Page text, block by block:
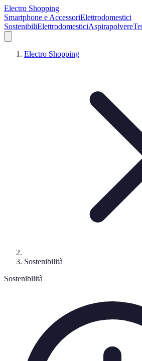
Electro Shopping
Smartphone e AccessoriElettrodomestici
SostenibiliElettrodomesticiAspirapolvere
Electro Shopping
Sostenibilità
Sostenibilità